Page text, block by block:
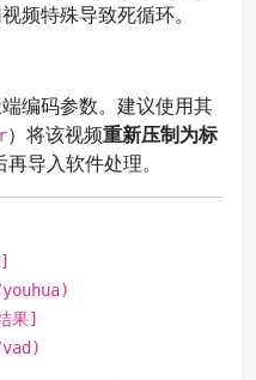
频特殊导致死循环。
编码参数。建议使用其
）将该视频重新压制为标
再导入软件处理。
果]